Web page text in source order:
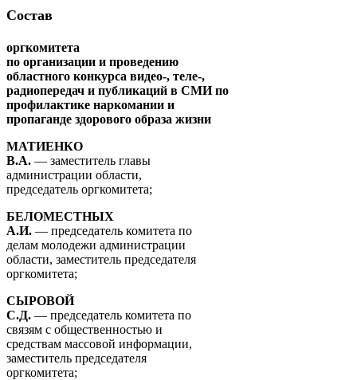
Состав
оргкомитета
по организации и проведению
областного конкурса видео-, теле-,
радиопередач и публикаций в СМИ по
профилактике наркомании и
пропаганде здорового образа жизни
МАТИЕНКО
В.А. — заместитель главы
администрации области,
председатель оргкомитета;
БЕЛОМЕСТНЫХ
А.И. — председатель комитета по
делам молодежи администрации
области, заместитель председателя
оргкомитета;
СЫРОВОЙ
С.Д. — председатель комитета по
связям с общественностью и
средствам массовой информации,
заместитель председателя
оргкомитета;